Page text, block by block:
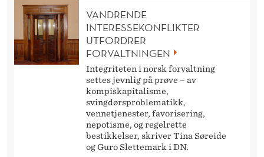
VANDRENDE
INTERESSEKONFLIKTER
UTFORDRER
FORVALTNINGEN
Integriteten i norsk forvaltning
settes jevnlig på prøve – av
kompiskapitalisme,
svingdørsproblematikk,
vennetjenester, favorisering,
nepotisme, og regelrette
bestikkelser, skriver Tina Søreide
og Guro Slettemark i DN.